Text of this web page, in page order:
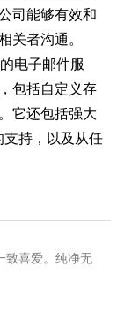
司能够有效和
关者沟通。
电子邮件服
包括自定义存
它还包括强大
持，以及从任
致喜爱。纯净无